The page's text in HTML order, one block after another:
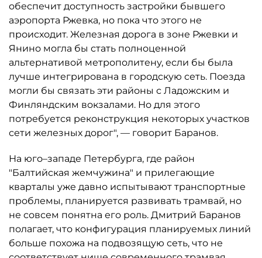
обеспечит доступность застройки бывшего
аэропорта Ржевка, но пока что этого не
происходит. Железная дорога в зоне Ржевки и
Янино могла бы стать полноценной
альтернативой метрополитену, если бы была
лучше интегрирована в городскую сеть. Поезда
могли бы связать эти районы с Ладожским и
Финляндским вокзалами. Но для этого
потребуется реконструкция некоторых участков
сети железных дорог", — говорит Баранов.
На юго–западе Петербурга, где район
"Балтийская жемчужина" и прилегающие
кварталы уже давно испытывают транспортные
проблемы, планируется развивать трамвай, но
не совсем понятна его роль. Дмитрий Баранов
полагает, что конфигурация планируемых линий
больше похожа на подвозящую сеть, что не